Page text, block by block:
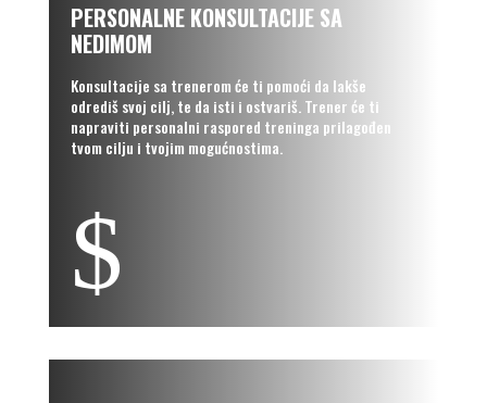
PERSONALNE KONSULTACIJE SA
NEDIMOM
Konsultacije sa trenerom će ti pomoći da lakše
odrediš svoj cilj, te da isti i ostvariš. Trener će ti
napraviti personalni raspored treninga prilagođen
tvom cilju i tvojim mogućnostima.
$